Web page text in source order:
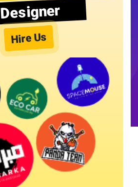
Designer
Hire Us